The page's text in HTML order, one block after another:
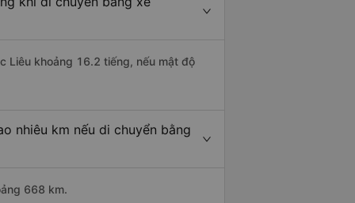
Liêu khoảng 16.2 tiếng, nếu mật độ
nhiêu km nếu di chuyển bằng
668 km.